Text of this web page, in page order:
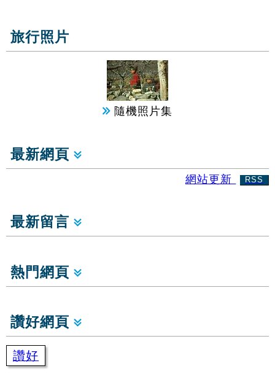
旅行照片
隨機照片集
最新網頁
網站更新 RSS
最新留言
熱門網頁
讚好網頁
讚好